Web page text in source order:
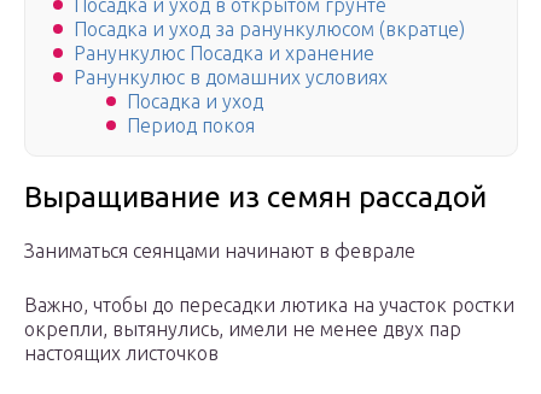
Посадка и уход в открытом грунте
Посадка и уход за ранункулюсом (вкратце)
Ранункулюс Посадка и хранение
Ранункулюс в домашних условиях
Посадка и уход
Период покоя
Выращивание из семян рассадой
Заниматься сеянцами начинают в феврале
Важно, чтобы до пересадки лютика на участок ростки
окрепли, вытянулись, имели не менее двух пар
настоящих листочков